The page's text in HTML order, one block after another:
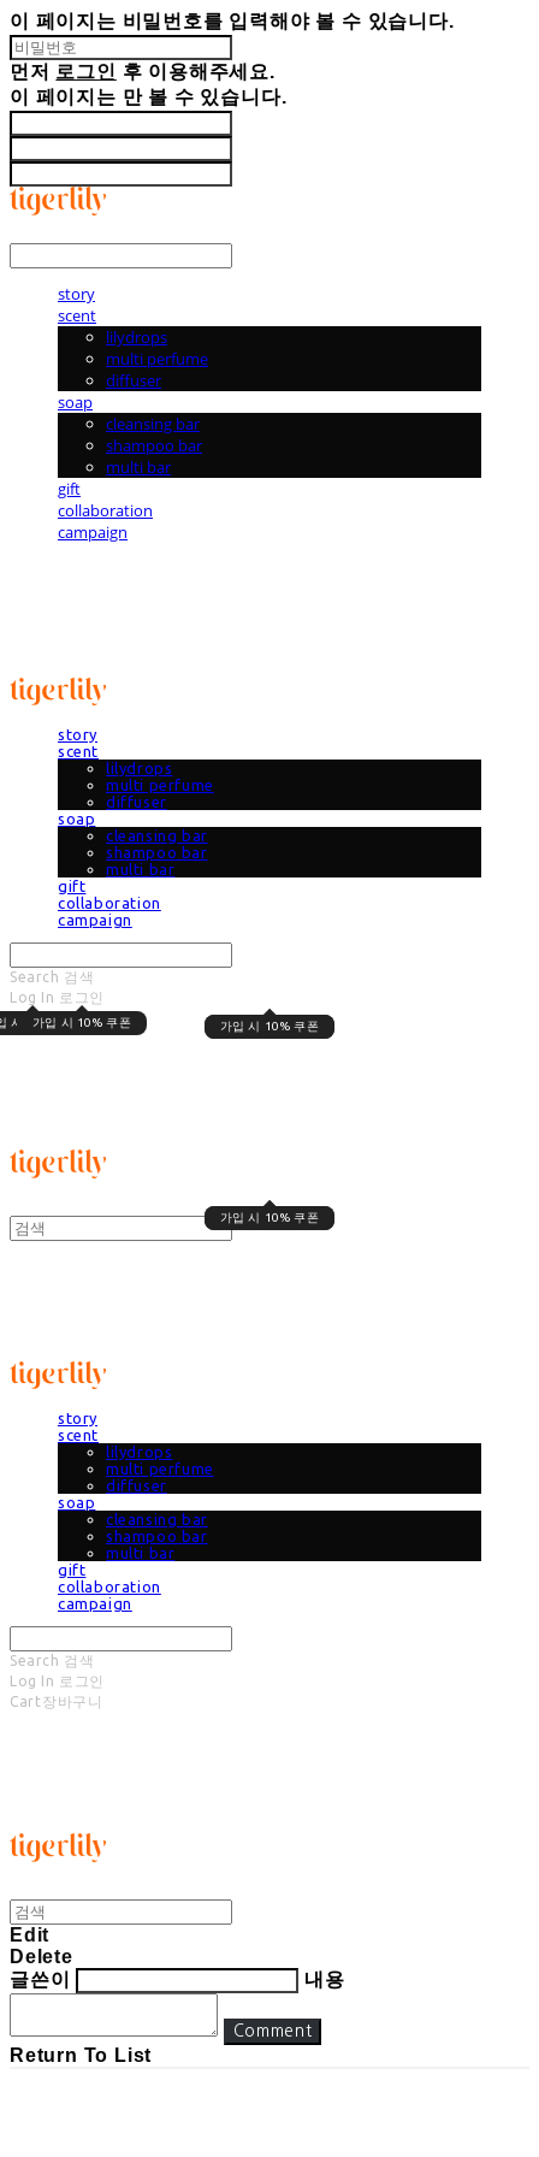
이 페이지는 비밀번호를 입력해야 볼 수 있습니다.
먼저 로그인 후 이용해주세요.
이 페이지는 만 볼 수 있습니다.
story
scent
lilydrops
multi perfume
diffuser
soap
cleansing bar
shampoo bar
multi bar
gift
collaboration
campaign
story
scent
lilydrops
multi perfume
diffuser
soap
cleansing bar
shampoo bar
multi bar
gift
collaboration
campaign
Search 검색
Log In
시 10% 쿠폰
로그인
가입 시 10% 쿠폰 가입 시 10% 쿠폰
가입 시 10% 쿠폰
Cart 장바구니
가입 시 10% 쿠폰
가입 시 10% 쿠폰
story
scent
lilydrops
multi perfume
diffuser
soap
cleansing bar
shampoo bar
multi bar
gift
collaboration
campaign
Search 검색
Log In 로그인
Cart 장바구니
Edit
Delete
글쓴이
내용
Comment
Return To List